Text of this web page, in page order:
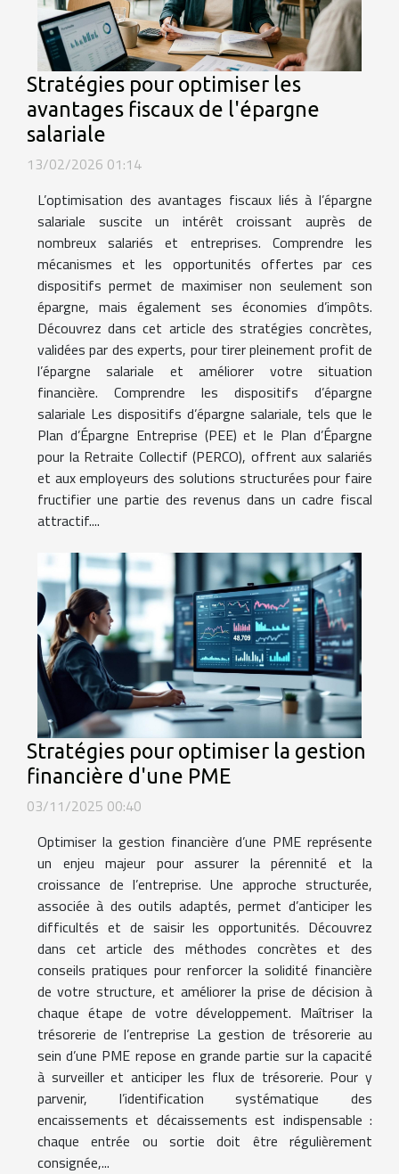
Stratégies pour optimiser les
avantages fiscaux de l'épargne
salariale
13/02/2026 01:14
L’optimisation des avantages fiscaux liés à l’épargne
salariale suscite un intérêt croissant auprès de
nombreux salariés et entreprises. Comprendre les
mécanismes et les opportunités offertes par ces
dispositifs permet de maximiser non seulement son
épargne, mais également ses économies d’impôts.
Découvrez dans cet article des stratégies concrètes,
validées par des experts, pour tirer pleinement profit de
l’épargne salariale et améliorer votre situation
financière. Comprendre les dispositifs d’épargne
salariale Les dispositifs d’épargne salariale, tels que le
Plan d’Épargne Entreprise (PEE) et le Plan d’Épargne
pour la Retraite Collectif (PERCO), offrent aux salariés
et aux employeurs des solutions structurées pour faire
fructifier une partie des revenus dans un cadre fiscal
attractif....
Stratégies pour optimiser la gestion
financière d'une PME
03/11/2025 00:40
Optimiser la gestion financière d’une PME représente
un enjeu majeur pour assurer la pérennité et la
croissance de l’entreprise. Une approche structurée,
associée à des outils adaptés, permet d’anticiper les
difficultés et de saisir les opportunités. Découvrez
dans cet article des méthodes concrètes et des
conseils pratiques pour renforcer la solidité financière
de votre structure, et améliorer la prise de décision à
chaque étape de votre développement. Maîtriser la
trésorerie de l’entreprise La gestion de trésorerie au
sein d’une PME repose en grande partie sur la capacité
à surveiller et anticiper les flux de trésorerie. Pour y
parvenir, l’identification systématique des
encaissements et décaissements est indispensable :
chaque entrée ou sortie doit être régulièrement
consignée,...